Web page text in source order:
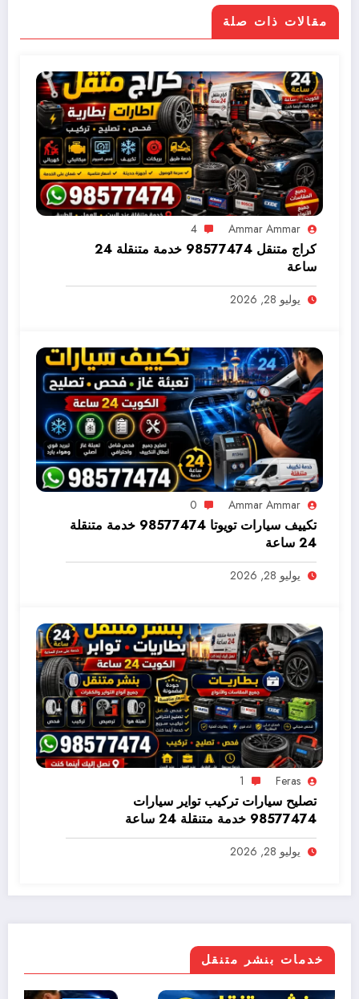
مقالات ذات صلة
Ammar Ammar
4
كراج متنقل 98577474 خدمة متنقلة 24
ساعة
يوليو 28, 2026
Ammar Ammar
0
تكييف سيارات تويوتا 98577474 خدمة متنقلة
24 ساعة
يوليو 28, 2026
Feras
1
تصليح سيارات تركيب تواير سيارات
98577474 خدمة متنقلة 24 ساعة
يوليو 28, 2026
خدمات بنشر متنقل